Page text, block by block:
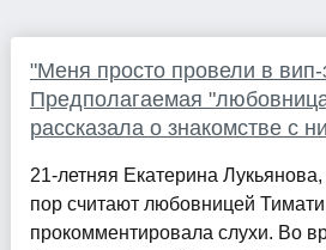
"Меня просто провели в вип-
Предполагаемая
рассказала о знакомстве с
21-летняя Екатерина
пор считают любовницей
прокомментировала слухи. Во